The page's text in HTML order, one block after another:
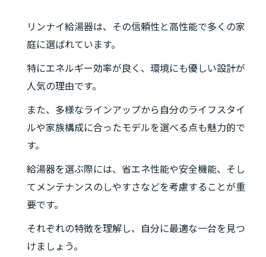
リンナイ給湯器は、その信頼性と高性能で多くの家
庭に選ばれています。
特にエネルギー効率が良く、環境にも優しい設計が
人気の理由です。
また、多様なラインアップから自分のライフスタイ
ルや家族構成に合ったモデルを選べる点も魅力的で
す。
給湯器を選ぶ際には、省エネ性能や安全機能、そし
てメンテナンスのしやすさなどを考慮することが重
要です。
それぞれの特徴を理解し、自分に最適な一台を見つ
けましょう。